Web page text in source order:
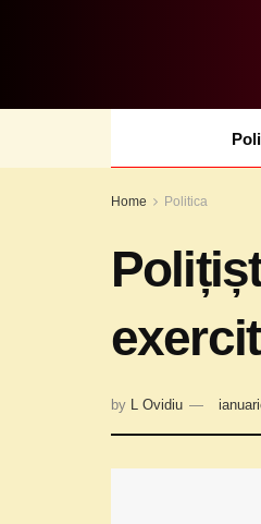
Home Politica
by L Ovidiu